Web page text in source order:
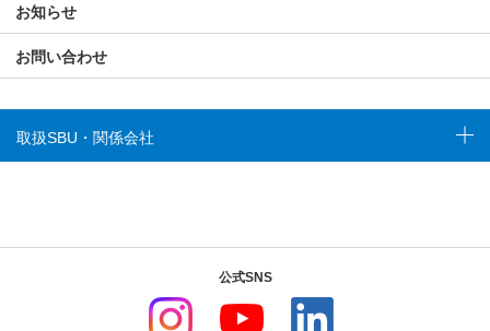
お知らせ
お問い合わせ
取扱SBU・関係会社
公式SNS